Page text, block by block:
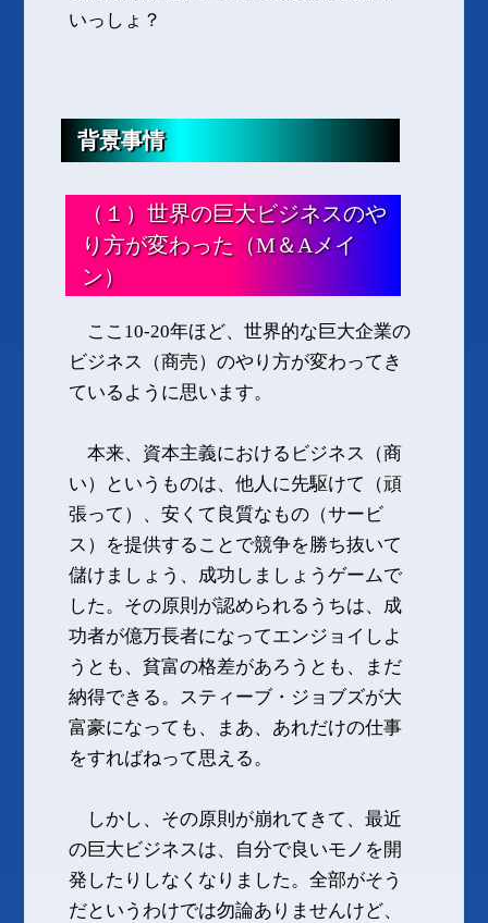
いっしょ？
背景事情
（１）世界の巨大ビジネスのや
り方が変わった（M＆Aメイ
ン）
ここ10-20年ほど、世界的な巨大企業の
ビジネス（商売）のやり方が変わってき
ているように思います。
本来、資本主義におけるビジネス（商
い）というものは、他人に先駆けて（頑
張って）、安くて良質なもの（サービ
ス）を提供することで競争を勝ち抜いて
儲けましょう、成功しましょうゲームで
した。その原則が認められるうちは、成
功者が億万長者になってエンジョイしよ
うとも、貧富の格差があろうとも、まだ
納得できる。スティーブ・ジョブズが大
富豪になっても、まあ、あれだけの仕事
をすればねって思える。
しかし、その原則が崩れてきて、最近
の巨大ビジネスは、自分で良いモノを開
発したりしなくなりました。全部がそう
だというわけでは勿論ありませんけど、